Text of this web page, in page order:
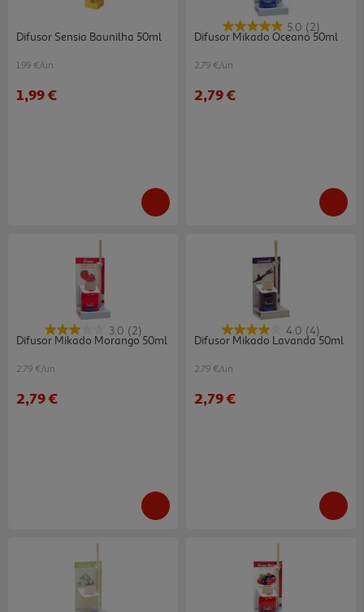
Difusor Sensia Baunilha 50ml
1.99 €/un
1,99 €
5.0 (2)
Difusor Mikado Oceano 50ml
2.79 €/un
2,79 €
3.0 (2)
Difusor Mikado Morango 50ml
2.79 €/un
2,79 €
4.0 (4)
Difusor Mikado Lavanda 50ml
2.79 €/un
2,79 €